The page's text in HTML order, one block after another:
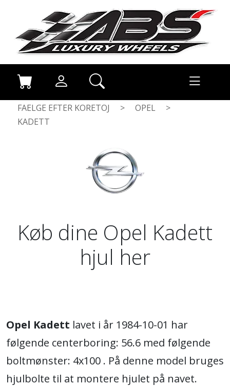
FAELGE EFTER KORETOJ > OPEL
>
KADETT
Køb dine Opel Kadett
hjul her
Opel Kadett lavet i år 1984-10-01 har
følgende centerboring: 56.6 med følgende
boltmønster: 4x100 . På denne model bruges
hjulbolte til at montere hjulet på navet.